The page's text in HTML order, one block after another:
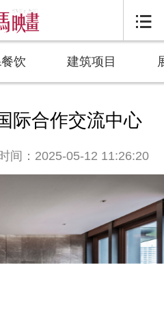

饮 建筑项目
际合作交流中心
间：2025-05-12 11:26:20